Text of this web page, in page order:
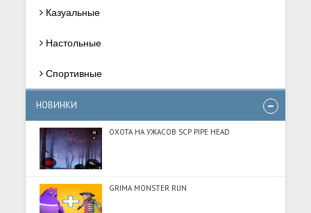
Казуальные
Настольные
Спортивные
НОВИНКИ
ОХОТА НА УЖАСОВ SCP PIPE HEAD
GRIMA MONSTER RUN